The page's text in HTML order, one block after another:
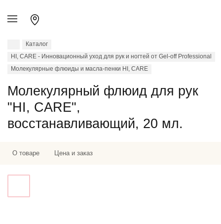
Каталог
HI, CARE - Инновационный уход для рук и ногтей от Gel-off Professional
Молекулярные флюиды и масла-пенки HI, CARE
Молекулярный флюид для рук
"HI, CARE",
восстанавливающий, 20 мл.
О товаре Цена и заказ